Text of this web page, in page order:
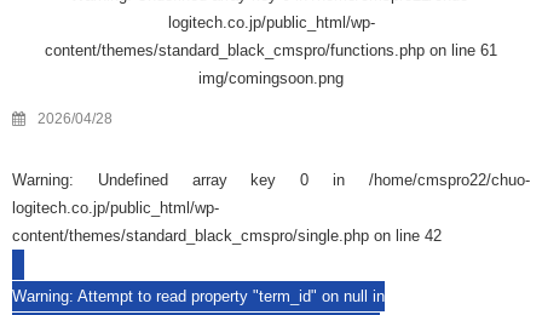
logitech.co.jp/public_html/wp-
content/themes/standard_black_cmspro/functions.php on line 61
img/comingsoon.png
2026/04/28
Warning: Undefined array key 0 in /home/cmspro22/chuo-
logitech.co.jp/public_html/wp-
content/themes/standard_black_cmspro/single.php on line 42
Warning: Attempt to read property "term_id" on null in